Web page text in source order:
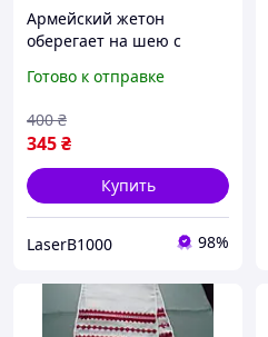
Армейский жетон
оберегает на шею с
защиты военного
Готово к отправке
345₴
400 ₴
Купить
LaserB1000 98%